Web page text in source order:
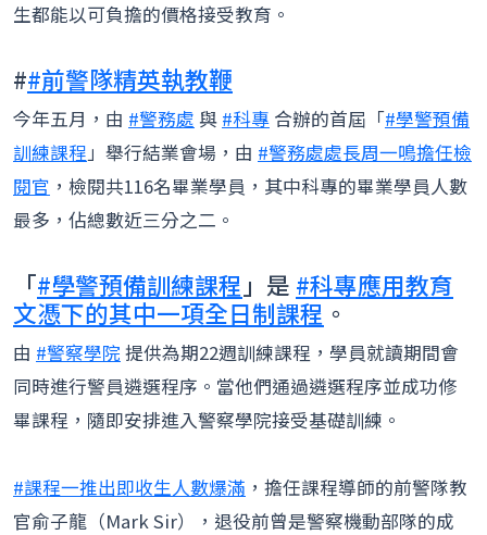
生都能以可負擔的價格接受教育。
##前警隊精英執教鞭
今年五月，由 #警務處 與 #科專 合辦的首屆「#學警預備
訓練課程」舉行結業會場，由 #警務處處長周一鳴擔任檢
閱官 ，檢閱共116名畢業學員，其中科專的畢業學員人數
最多，佔總數近三分之二。
「#學警預備訓練課程 」是 #科專應用教育
文憑下的其中一項全日制課程 。
由 #警察學院 提供為期22週訓練課程，學員就讀期間會
同時進行警員遴選程序。當他們通過遴選程序並成功修
畢課程，隨即安排進入警察學院接受基礎訓練。
#課程一推出即收生人數爆滿 ，擔任課程導師的前警隊教
官俞子龍（Mark Sir），退役前曾是警察機動部隊的成